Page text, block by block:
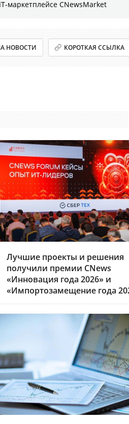
маркетплейсе CNewsMarket
НОВОСТИ КОРОТКАЯ ССЫЛКА
Лучшие проекты и решения
получили премии CNews
«Инновация года 2026» и
«Импортозамещение года